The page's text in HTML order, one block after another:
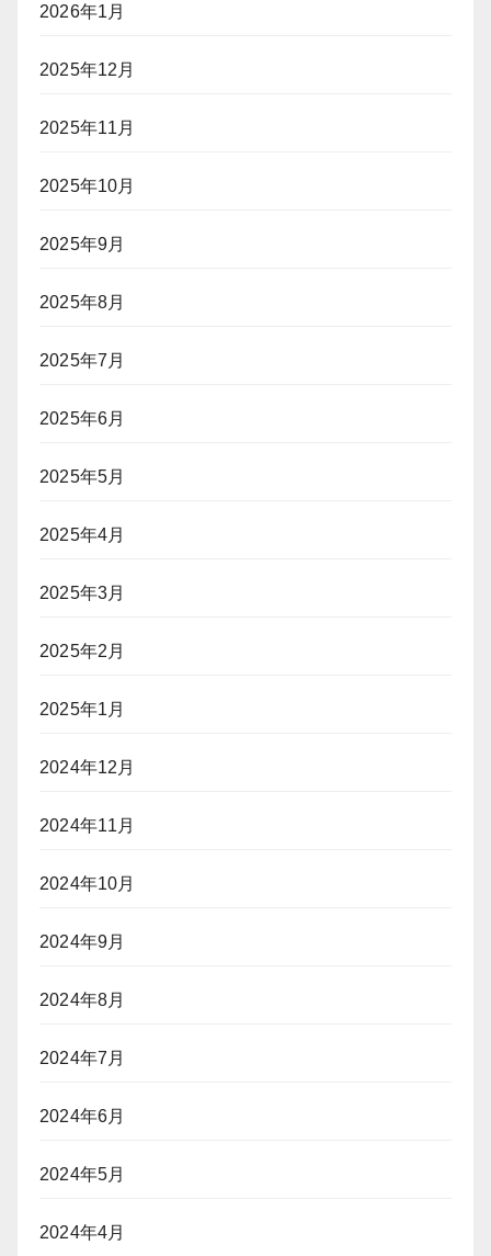
2026年1月
2025年12月
2025年11月
2025年10月
2025年9月
2025年8月
2025年7月
2025年6月
2025年5月
2025年4月
2025年3月
2025年2月
2025年1月
2024年12月
2024年11月
2024年10月
2024年9月
2024年8月
2024年7月
2024年6月
2024年5月
2024年4月